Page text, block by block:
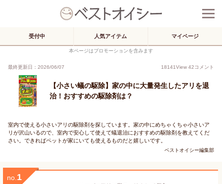
受付中 人気アイテム マイページ
本ページはプロモーションを含みます
最終更新日：2026/06/07 18141View 42コメント
【小さい蟻の駆除】家の中に大量発生したアリを退
治！おすすめの駆除剤は？
室内で使える小さいアリの駆除剤を探しています。家の中にめちゃくちゃ小さいア
リが沢山いるので、室内で安心して使えて蟻退治におすすめの駆除剤を教えてくだ
さい。できればペットが家にいても使えるものだと嬉しいです。
ベストオイシー編集部
no. 1